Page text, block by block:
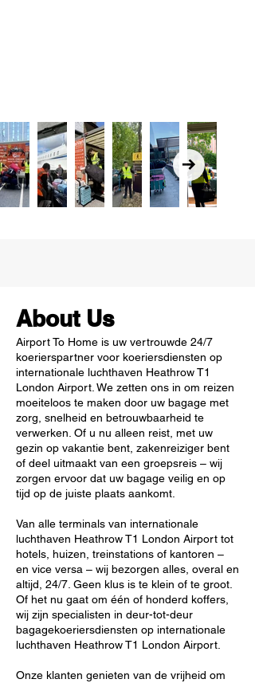
About Us
Airport To Home is uw vertrouwde 24/7
koerierspartner voor koeriersdiensten op
internationale luchthaven Heathrow T1
London Airport. We zetten ons in om reizen
moeiteloos te maken door uw bagage met
zorg, snelheid en betrouwbaarheid te
verwerken. Of u nu alleen reist, met uw
gezin op vakantie bent, zakenreiziger bent
of deel uitmaakt van een groepsreis – wij
zorgen ervoor dat uw bagage veilig en op
tijd op de juiste plaats aankomt.
Van alle terminals van internationale
luchthaven Heathrow T1 London Airport tot
hotels, huizen, treinstations of kantoren –
en vice versa – wij bezorgen alles, overal en
altijd, 24/7. Geen klus is te klein of te groot.
Of het nu gaat om één of honderd koffers,
wij zijn specialisten in deur-tot-deur
bagagekoeriersdiensten op internationale
luchthaven Heathrow T1 London Airport.
Onze klanten genieten van de vrijheid om